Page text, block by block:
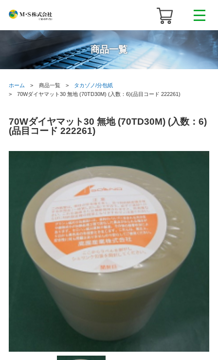
商品一覧
ホーム 商品一覧
タカゾノ/分包紙
70Wダイヤマット30 無地 (70TD30M) (入数：6)(品目コード 222261)
70Wダイヤマット30 無地 (70TD30M) (入数：6)
(品目コード 222261)